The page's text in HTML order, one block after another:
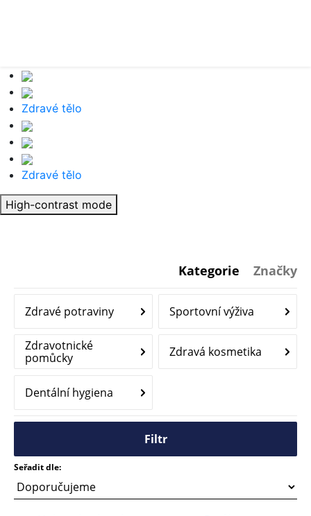
Zdravé tělo
Zdravé tělo
High-contrast mode
Kategorie Značky
Zdravé potraviny Sportovní výživa
Zdravotnické
pomůcky
Zdravá kosmetika
Dentální hygiena
Filtr
Seřadit dle: